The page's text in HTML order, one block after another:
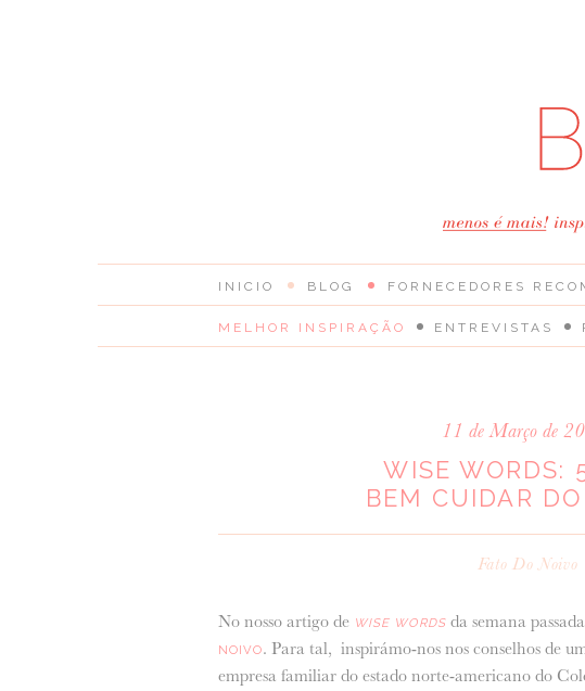
INICIO BLOG
MELHOR INSPIRAÇÃO ENTREVISTAS
FORNECEDORES
11 de Março de
WISE WORDS:
BEM CUIDAR
Fato Do Noivo
No nosso artigo de WISE WORDSda semana
NOIVO. Para tal, inspirámo-nos nos conselhos de
empresa familiar do estado norte-americano do